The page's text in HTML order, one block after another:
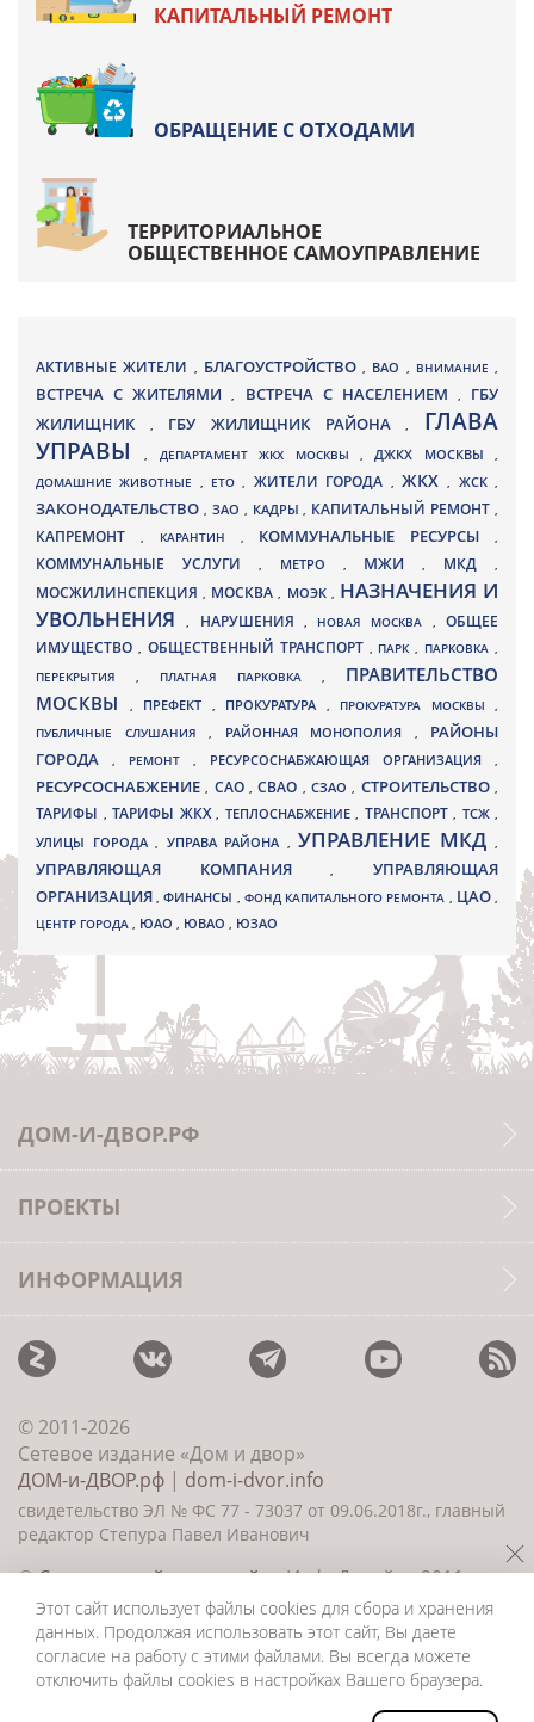
КАПИТАЛЬНЫЙ РЕМОНТ
ОБРАЩЕНИЕ С ОТХОДАМИ
ТЕРРИТОРИАЛЬНОЕ
ОБЩЕСТВЕННОЕ САМОУПРАВЛЕНИЕ
АКТИВНЫЕ ЖИТЕЛИ , БЛАГОУСТРОЙСТВО , ВАО , ВНИМАНИЕ ,
ВСТРЕЧА С ЖИТЕЛЯМИ, ВСТРЕЧА С НАСЕЛЕНИЕМ , ГБУ
ЖИЛИЩНИК
, ГБУ ЖИЛИЩНИК РАЙОНА, ГЛАВА
УПРАВЫ, ДЕПАРТАМЕНТ ЖКХ МОСКВЫ ,ДЖКХ МОСКВЫ ,
ДОМАШНИЕ ЖИВОТНЫЕ , ЕТО, ЖИТЕЛИ ГОРОДА , ЖКХ, ЖСК,
ЗАКОНОДАТЕЛЬСТВО , ЗАО , КАДРЫ, КАПИТАЛЬНЫЙ РЕМОНТ ,
КАПРЕМОНТ , КАРАНТИН , КОММУНАЛЬНЫЕ РЕСУРСЫ,
КОММУНАЛЬНЫЕ УСЛУГИ , МЕТРО , МЖИ, МКД ,
МОСЖИЛИНСПЕКЦИЯ, МОСКВА , МОЭК , НАЗНАЧЕНИЯ И
УВОЛЬНЕНИЯ, НАРУШЕНИЯ , НОВАЯ МОСКВА ,ОБЩЕЕ
ИМУЩЕСТВО , ОБЩЕСТВЕННЫЙ ТРАНСПОРТ , ПАРК, ПАРКОВКА ,
ПЕРЕКРЫТИЯ , ПЛАТНАЯ ПАРКОВКА , ПРАВИТЕЛЬСТВО
МОСКВЫ
, ПРЕФЕКТ , ПРОКУРАТУРА , ПРОКУРАТУРА МОСКВЫ ,
ПУБЛИЧНЫЕ СЛУШАНИЯ , РАЙОННАЯ МОНОПОЛИЯ , РАЙОНЫ
ГОРОДА
, РЕМОНТ , РЕСУРСОСНАБЖАЮЩАЯ ОРГАНИЗАЦИЯ ,
РЕСУРСОСНАБЖЕНИЕ, САО,СВАО ,СЗАО, СТРОИТЕЛЬСТВО,
ТАРИФЫ , ТАРИФЫ ЖКХ , ТЕПЛОСНАБЖЕНИЕ , ТРАНСПОРТ , ТСЖ ,
УЛИЦЫ ГОРОДА , УПРАВА РАЙОНА , УПРАВЛЕНИЕ МКД ,
УПРАВЛЯЮЩАЯ КОМПАНИЯ,УПРАВЛЯЮЩАЯ
ОРГАНИЗАЦИЯ,ФИНАНСЫ , ФОНД КАПИТАЛЬНОГО РЕМОНТА , ЦАО,
ЦЕНТР ГОРОДА , ЮАО , ЮВАО , ЮЗАО
ДОМ-И-ДВОР.РФ
ПРОЕКТЫ
ИНФОРМАЦИЯ
© 2011-2026
Сетевое издание «Дом и двор»
ДОМ-и-ДВОР.рф | dom-i-dvor.info
свидетельство ЭЛ № ФС 77 - 73037 от 09.06.2018г., главный
редактор Степура Павел Иванович
©Создание сайта и дизайн«ИнфоДизайн» 2011—
2026
Этот сайт использует файлы cookies для сбора и хранения
данных. Продолжая использовать этот сайт, Вы даете
согласие на работу с этими файлами. Вы всегда можете
отключить файлы cookies в настройках Вашего браузера.